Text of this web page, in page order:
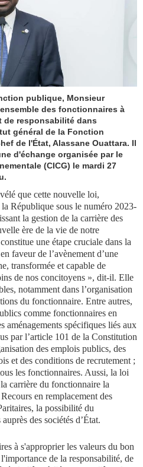
publique, Monsieur
des fonctionnaires à
de responsabilité dans
général de la Fonction
de l'État, Alassane Ouattara. Il
d'échange organisée par le
(CICG) le mardi 27
que cette nouvelle loi,
République sous le numéro 2023-
la gestion de la carrière des
ère de la vie de notre
une étape cruciale dans la
faveur de l’avènement d’une
transformée et capable de
de nos concitoyens », dit-il. Elle
notamment dans l’organisation
du fonctionnaire. Entre autres,
comme fonctionnaires en
aménagements spécifiques liés aux
par l’article 101 de la Constitution
des emplois publics, des
et des conditions de recrutement ;
les fonctionnaires. Aussi, la loi
carrière du fonctionnaire la
en remplacement des
la possibilité du
des sociétés d’État.
à s'approprier les valeurs du bon
de la responsabilité, de